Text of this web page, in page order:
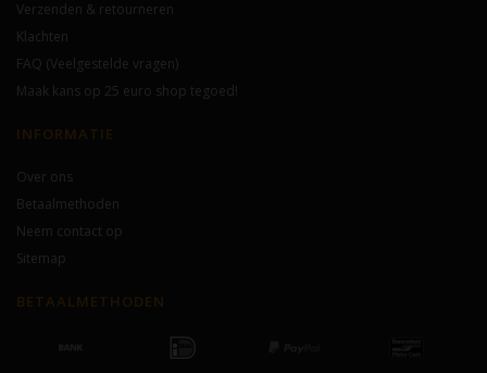
Verzenden & retourneren
Klachten
FAQ (Veelgestelde vragen)
Maak kans op 25 euro shop tegoed!
INFORMATIE
Over ons
Betaalmethoden
Neem contact op
Sitemap
BETAALMETHODEN